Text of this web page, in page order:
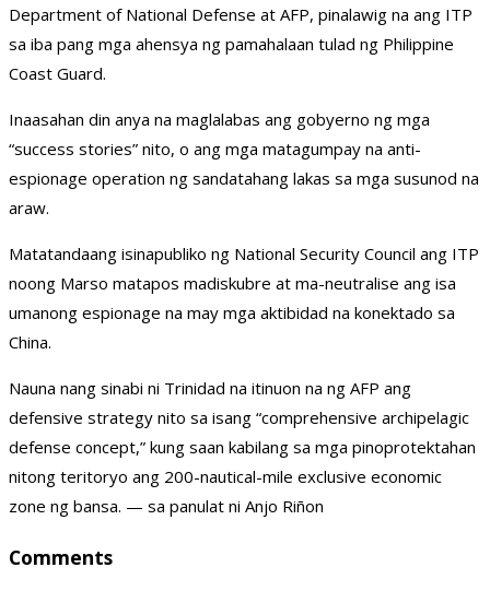
Department of National Defense at AFP, pinalawig na ang ITP
sa iba pang mga ahensya ng pamahalaan tulad ng Philippine
Coast Guard.
Inaasahan din anya na maglalabas ang gobyerno ng mga
“success stories” nito, o ang mga matagumpay na anti-
espionage operation ng sandatahang lakas sa mga susunod na
araw.
Matatandaang isinapubliko ng National Security Council ang ITP
noong Marso matapos madiskubre at ma-neutralise ang isa
umanong espionage na may mga aktibidad na konektado sa
China.
Nauna nang sinabi ni Trinidad na itinuon na ng AFP ang
defensive strategy nito sa isang “comprehensive archipelagic
defense concept,” kung saan kabilang sa mga pinoprotektahan
nitong teritoryo ang 200-nautical-mile exclusive economic
zone ng bansa. — sa panulat ni Anjo Riñon
Comments